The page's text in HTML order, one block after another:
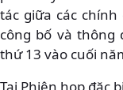
tác giữa các
công bố và thông
thứ 13 vào cuối
Tại Phiên họp đặc